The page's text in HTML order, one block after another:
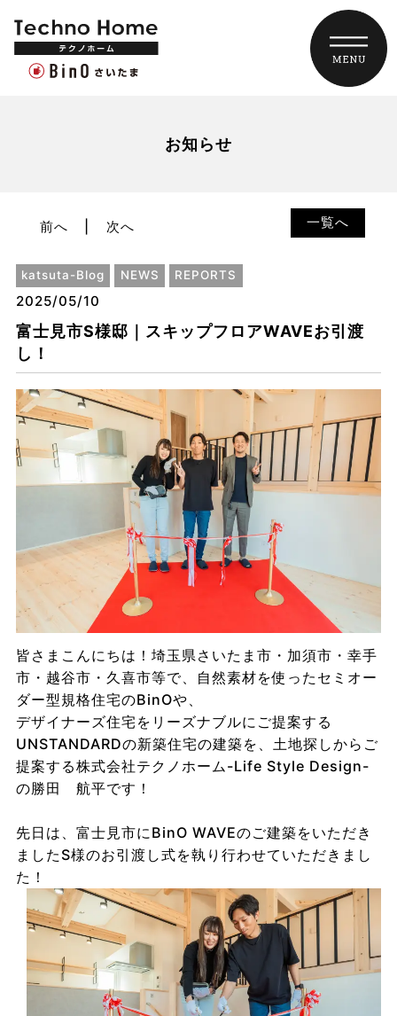
お知らせ
一覧へ
前へ 次へ
katsuta-Blog NEWS REPORTS
2025/05/10
富士見市S様邸｜スキップフロアWAVEお引渡
し！
皆さまこんにちは！埼玉県さいたま市・加須市・幸手
市・越谷市・久喜市等で、自然素材を使ったセミオー
ダー型規格住宅のBinOや、
デザイナーズ住宅をリーズナブルにご提案する
UNSTANDARDの新築住宅の建築を、土地探しからご
提案する株式会社テクノホーム-Life Style Design-
の勝田 航平です！
先日は、富士見市にBinO WAVEのご建築をいただき
ましたS様のお引渡し式を執り行わせていただきまし
た！